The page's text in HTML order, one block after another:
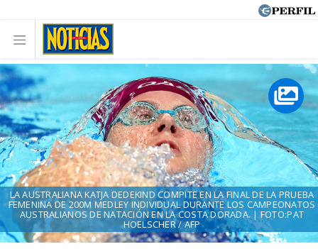
LA AUSTRALIANA KATJA DEDEKIND COMPITE EN LA FINAL DE LA PRUEBA
FEMENINA DE 200M MEDLEY INDIVIDUAL DURANTE LOS CAMPEONATOS
AUSTRALIANOS DE NATACIÓN EN LA COSTA DORADA. | FOTO:PAT
HOELSCHER / AFP